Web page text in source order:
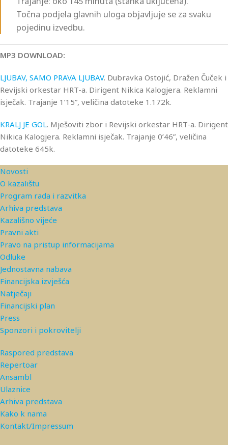
Točna podjela glavnih uloga objavljuje se za svaku
pojedinu izvedbu.
MP3 DOWNLOAD:
LJUBAV, SAMO PRAVA LJUBAV. Dubravka Ostojić, Dražen Čuček i
Revijski orkestar HRT-a. Dirigent Nikica Kalogjera. Reklamni
isječak. Trajanje 1’15”, veličina datoteke 1.172k.
KRALJ JE GOL. Mješoviti zbor i Revijski orkestar HRT-a. Dirigent
Nikica Kalogjera. Reklamni isječak. Trajanje 0’46”, veličina
datoteke 645k.
Novosti
O kazalištu
Program rada i razvitka
Arhiva predstava
Kazališno vijeće
Pravni akti
Pravo na pristup informacijama
Odluke
Jednostavna nabava
Financijska izvješća
Natječaji
Financijski plan
Press
Sponzori i pokrovitelji
Raspored predstava
Repertoar
Ansambl
Ulaznice
Arhiva predstava
Kako k nama
Kontakt/Impressum